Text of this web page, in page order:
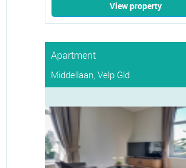
View property
Apartment
Middellaan, Velp Gld